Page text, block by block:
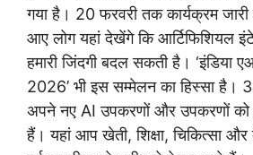
गया है। 20 फरवरी तक कार्यक्रम जारी
आए लोग यहां देखेंगे कि आर्टिफिशियल
हमारी जिंदगी बदल सकती है। ‘इंडिया
2026’ भी इस सम्मेलन का हिस्सा है।
अपने नए AI उपकरणों और उपकरणों को
हैं। यहां आप खेती, शिक्षा, चिकित्सा